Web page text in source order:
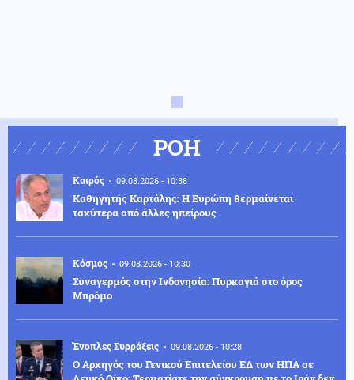
ΡΟΗ
Καιρός 09.08.2026 - 10:38
Καθηγητής Καρτάλης: Η Ευρώπη θερμαίνεται
ταχύτερα από άλλες ηπείρους
Κόσμος 09.08.2026 - 10:30
Συναγερμός στην Ινδονησία: Πυρκαγιά στο όρος
Μπρόμο
Ένοπλες Συρράξεις 09.08.2026 - 10:28
Ο Αρχηγός του Γενικού Επιτελείου ΕΔ των ΗΠΑ σε